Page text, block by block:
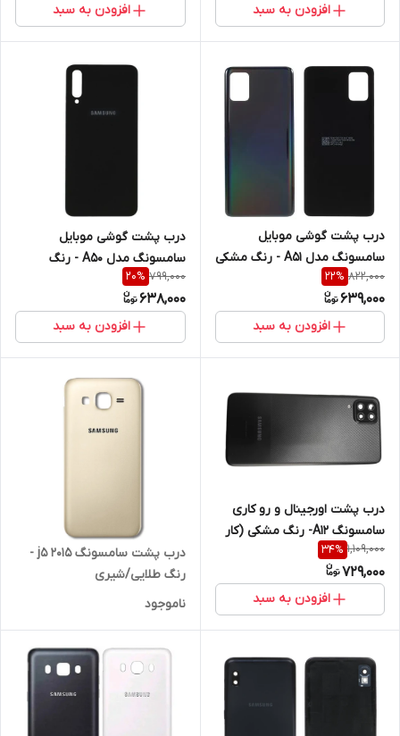
افزودن به سبد افزودن به سبد
درب پشت گوشی موبایل
سامسونگ مدل A51 - رنگ مشکی
822,000
22%
639,000
افزودن به سبد
درب پشت گوشی موبایل
سامسونگ مدل A50 - رنگ
مشکی
799,000
20%
638,000
افزودن به سبد
درب پشت اورجینال و رو کاری
سامسونگ A12- رنگ مشکی (کار
کرده)
1,109,000
34%
729,000
افزودن به سبد
درب پشت سامسونگ j5 2015 -
رنگ طلایی/شیری
ناموجود